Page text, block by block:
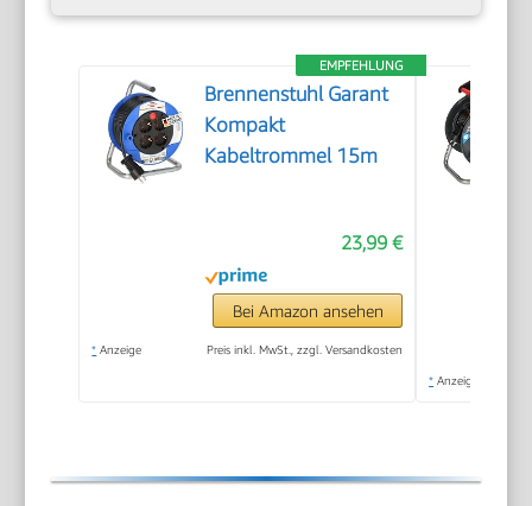
EMPFEHLUNG
Brennenstuhl Garant
Kompakt
Kabeltrommel 15m
23,99 €
Bei Amazon ansehen
* Anzeige Preis inkl. MwSt., zzgl. Versandkosten
* Anzeige